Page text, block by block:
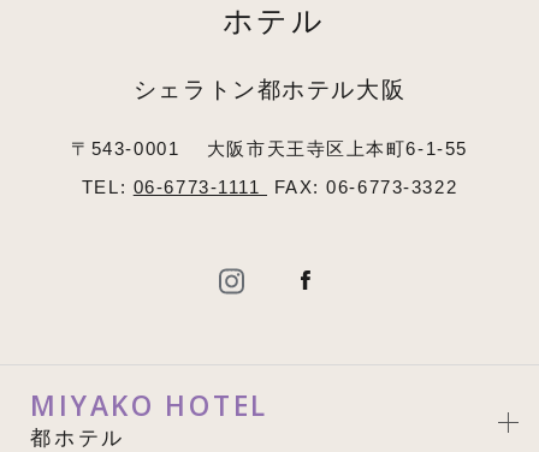
ホテル
シェラトン都ホテル大阪
〒543-0001
大阪市天王寺区上本町6-1-55
TEL: 06-6773-1111 FAX: 06-6773-3322
MIYAKO HOTEL
都ホテル